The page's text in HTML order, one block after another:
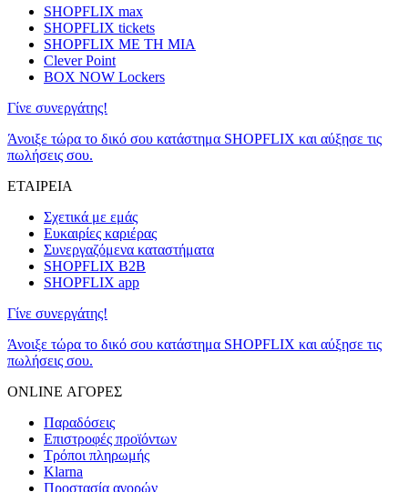
SHOPFLIX max
SHOPFLIX tickets
SHOPFLIX ΜΕ ΤΗ ΜΙΑ
Clever Point
BOX NOW Lockers
Γίνε συνεργάτης!
Άνοιξε τώρα το δικό σου κατάστημα SHOPFLIX και αύξησε τις
πωλήσεις σου.
ΕΤΑΙΡΕΙΑ
Σχετικά με εμάς
Ευκαιρίες καριέρας
Συνεργαζόμενα καταστήματα
SHOPFLIX B2B
SHOPFLIX app
Γίνε συνεργάτης!
Άνοιξε τώρα το δικό σου κατάστημα SHOPFLIX και αύξησε τις
πωλήσεις σου.
ONLINE ΑΓΟΡΕΣ
Παραδόσεις
Επιστροφές προϊόντων
Τρόποι πληρωμής
Klarna
Προστασία αγορών